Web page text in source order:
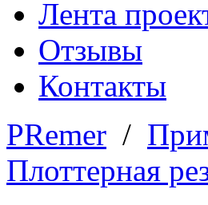
Лента
Отзывы
Контакты
PRemer /
Плоттерная